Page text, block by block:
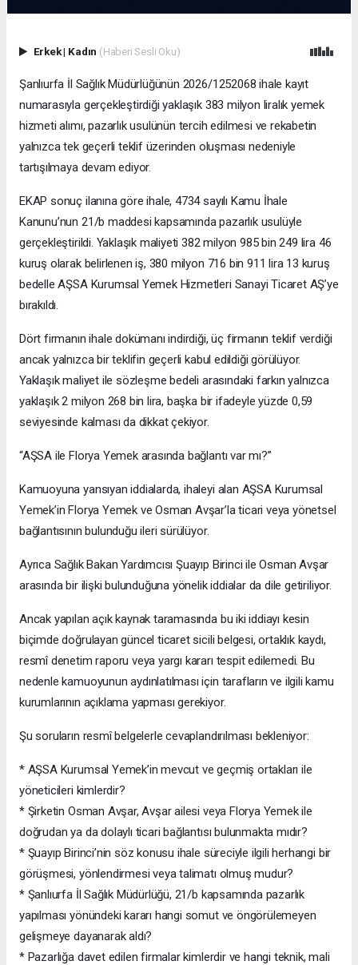
Erkek| Kadın (Haberi Sesli Oku)
Şanlıurfa İl Sağlık Müdürlüğünün 2026/1252068 ihale kayıt
numarasıyla gerçekleştirdiği yaklaşık 383 milyon liralık yemek
hizmeti alımı, pazarlık usulünün tercih edilmesi ve rekabetin
yalnızca tek geçerli teklif üzerinden oluşması nedeniyle
tartışılmaya devam ediyor.
EKAP sonuç ilanına göre ihale, 4734 sayılı Kamu İhale
Kanunu’nun 21/b maddesi kapsamında pazarlık usulüyle
gerçekleştirildi. Yaklaşık maliyeti 382 milyon 985 bin 249 lira 46
kuruş olarak belirlenen iş, 380 milyon 716 bin 911 lira 13 kuruş
bedelle AŞSA Kurumsal Yemek Hizmetleri Sanayi Ticaret AŞ’ye
bırakıldı.
Dört firmanın ihale dokümanı indirdiği, üç firmanın teklif verdiği
ancak yalnızca bir teklifin geçerli kabul edildiği görülüyor.
Yaklaşık maliyet ile sözleşme bedeli arasındaki farkın yalnızca
yaklaşık 2 milyon 268 bin lira, başka bir ifadeyle yüzde 0,59
seviyesinde kalması da dikkat çekiyor.
“AŞSA ile Florya Yemek arasında bağlantı var mı?”
Kamuoyuna yansıyan iddialarda, ihaleyi alan AŞSA Kurumsal
Yemek’in Florya Yemek ve Osman Avşar’la ticari veya yönetsel
bağlantısının bulunduğu ileri sürülüyor.
Ayrıca Sağlık Bakan Yardımcısı Şuayıp Birinci ile Osman Avşar
arasında bir ilişki bulunduğuna yönelik iddialar da dile getiriliyor.
Ancak yapılan açık kaynak taramasında bu iki iddiayı kesin
biçimde doğrulayan güncel ticaret sicili belgesi, ortaklık kaydı,
resmî denetim raporu veya yargı kararı tespit edilemedi. Bu
nedenle kamuoyunun aydınlatılması için tarafların ve ilgili kamu
kurumlarının açıklama yapması gerekiyor.
Şu soruların resmî belgelerle cevaplandırılması bekleniyor:
* AŞSA Kurumsal Yemek’in mevcut ve geçmiş ortakları ile
yöneticileri kimlerdir?
* Şirketin Osman Avşar, Avşar ailesi veya Florya Yemek ile
doğrudan ya da dolaylı ticari bağlantısı bulunmakta mıdır?
* Şuayıp Birinci’nin söz konusu ihale süreciyle ilgili herhangi bir
görüşmesi, yönlendirmesi veya talimatı olmuş mudur?
* Şanlıurfa İl Sağlık Müdürlüğü, 21/b kapsamında pazarlık
yapılması yönündeki kararı hangi somut ve öngörülemeyen
gelişmeye dayanarak aldı?
* Pazarlığa davet edilen firmalar kimlerdir ve hangi teknik, mali